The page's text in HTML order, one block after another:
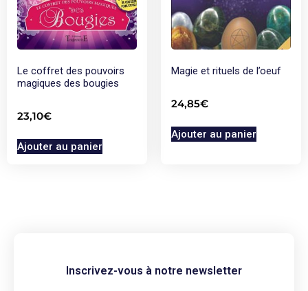
Le coffret des pouvoirs
magiques des bougies
23,10€
Ajouter au panier
Magie et rituels de l’oeuf
24,85€
Ajouter au panier
Inscrivez-vous à notre newsletter